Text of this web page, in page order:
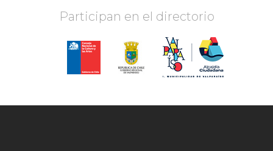
Participan en el directorio